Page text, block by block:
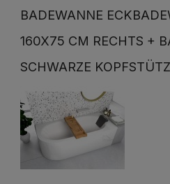
BADEWANNE
160X75 CM RECHTS +
SCHWARZE